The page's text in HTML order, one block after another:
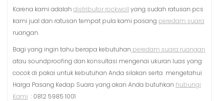
Karena kami adalah distributor rockwoll yang sudah ratusan pcs
kami jual dan ratusan tempat pula kami pasang peredam suara
ruangan.
Bagi yang ingin tahu berapa kebutuhan peredam suara ruangan
atau soundproofing dan konsultasi mengenai ukuran luas yang
cocok di pakai untuk kebutuhan Anda silakan serta mengetahui
Harga Pasang Kedap Suara yang akan Anda butuhkan hubungi
Kami : 0812 5985 1001